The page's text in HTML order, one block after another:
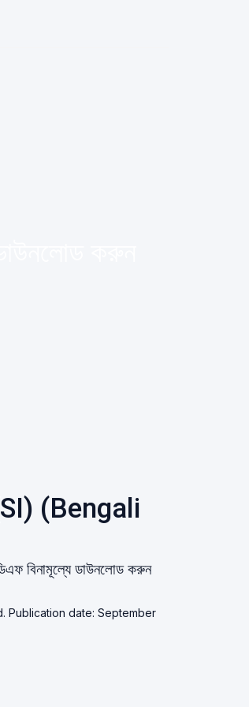
(Bengali
ডাউনলোড করুন
Publication date: September